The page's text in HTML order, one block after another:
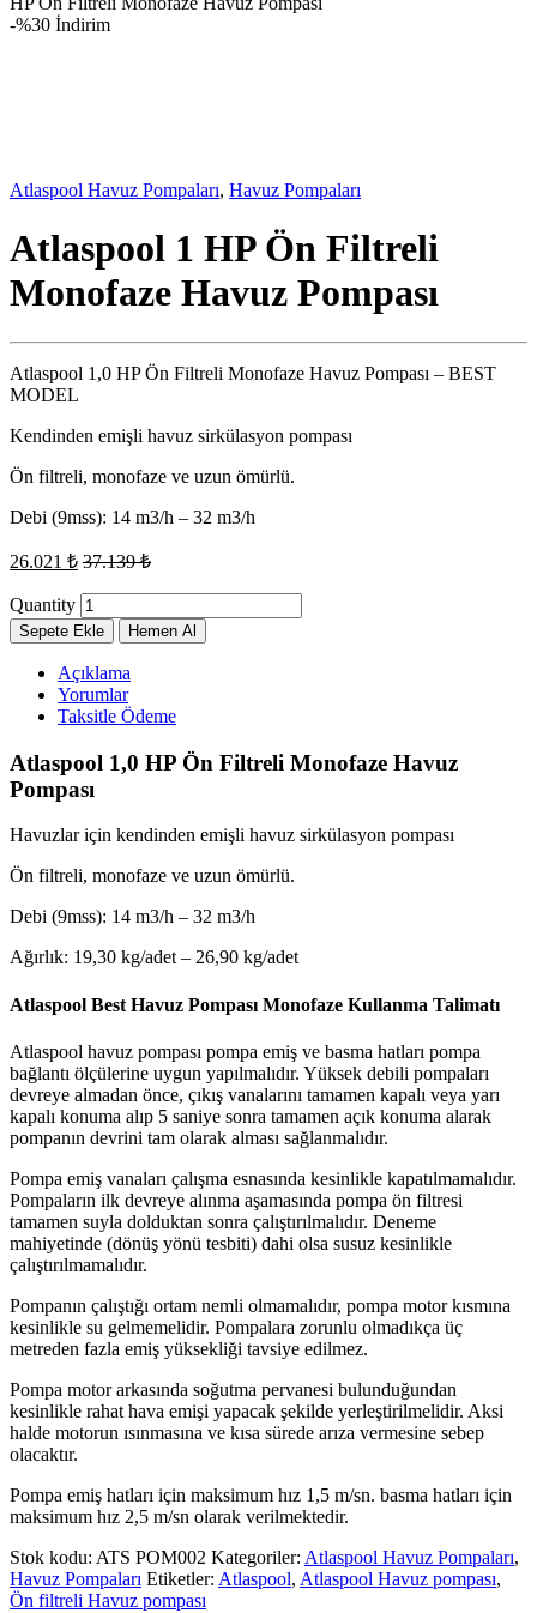
-%30 İndirim
Atlaspool Havuz Pompaları, Havuz Pompaları
Atlaspool 1 HP Ön Filtreli
Monofaze Havuz Pompası
Atlaspool 1,0 HP Ön Filtreli Monofaze Havuz Pompası – BEST
MODEL
Kendinden emişli havuz sirkülasyon pompası
Ön filtreli, monofaze ve uzun ömürlü.
Debi (9mss): 14 m3/h – 32 m3/h
26.021 ₺ 37.139₺
Quantity
Sepete Ekle Hemen Al
Açıklama
Yorumlar
Taksitle Ödeme
Atlaspool 1,0 HP Ön Filtreli Monofaze Havuz
Pompası
Havuzlar için kendinden emişli havuz sirkülasyon pompası
Ön filtreli, monofaze ve uzun ömürlü.
Debi (9mss): 14 m3/h – 32 m3/h
Ağırlık: 19,30 kg/adet – 26,90 kg/adet
Atlaspool Best Havuz Pompası Monofaze Kullanma Talimatı
Atlaspool havuz pompası pompa emiş ve basma hatları pompa
bağlantı ölçülerine uygun yapılmalıdır. Yüksek debili pompaları
devreye almadan önce, çıkış vanalarını tamamen kapalı veya yarı
kapalı konuma alıp 5 saniye sonra tamamen açık konuma alarak
pompanın devrini tam olarak alması sağlanmalıdır.
Pompa emiş vanaları çalışma esnasında kesinlikle kapatılmamalıdır.
Pompaların ilk devreye alınma aşamasında pompa ön filtresi
tamamen suyla dolduktan sonra çalıştırılmalıdır. Deneme
mahiyetinde (dönüş yönü tesbiti) dahi olsa susuz kesinlikle
çalıştırılmamalıdır.
Pompanın çalıştığı ortam nemli olmamalıdır, pompa motor kısmına
kesinlikle su gelmemelidir. Pompalara zorunlu olmadıkça üç
metreden fazla emiş yüksekliği tavsiye edilmez.
Pompa motor arkasında soğutma pervanesi bulunduğundan
kesinlikle rahat hava emişi yapacak şekilde yerleştirilmelidir. Aksi
halde motorun ısınmasına ve kısa sürede arıza vermesine sebep
olacaktır.
Pompa emiş hatları için maksimum hız 1,5 m/sn. basma hatları için
maksimum hız 2,5 m/sn olarak verilmektedir.
Stok kodu: ATS POM002 Kategoriler: Atlaspool Havuz Pompaları,
Havuz Pompaları Etiketler: Atlaspool, Atlaspool Havuz pompası,
Ön filtreli Havuz pompası